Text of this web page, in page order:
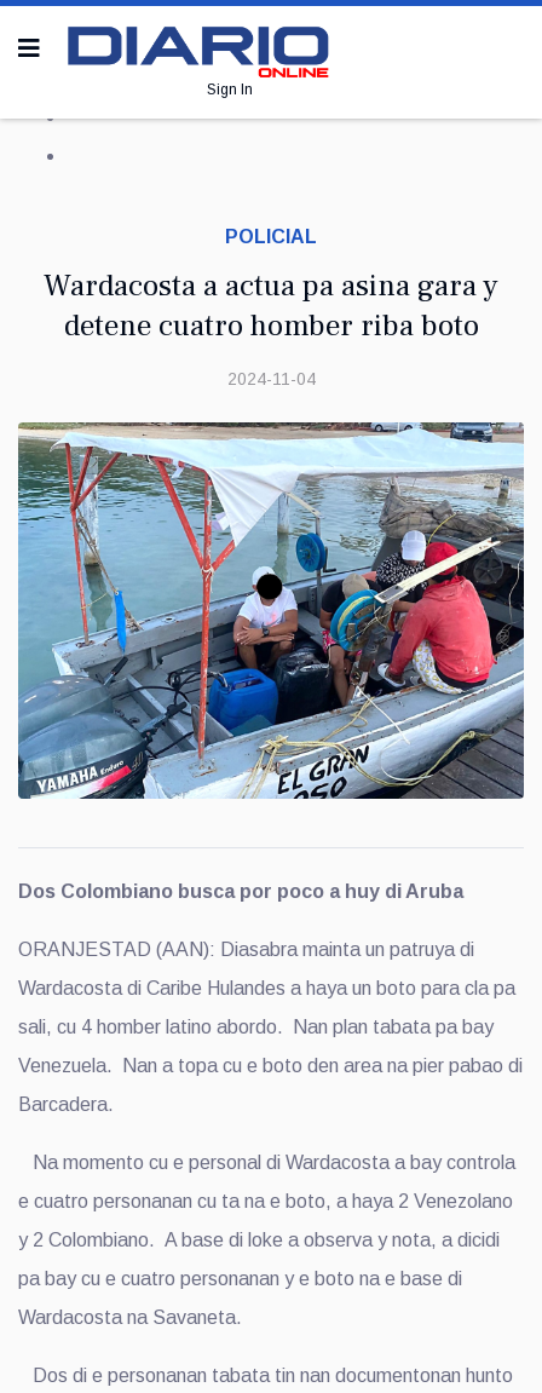
Sign In
POLICIAL
Wardacosta a actua pa asina gara y
detene cuatro homber riba boto
2024-11-04
Dos Colombiano busca por poco a huy di Aruba
ORANJESTAD (AAN): Diasabra mainta un patruya di
Wardacosta di Caribe Hulandes a haya un boto para cla pa
sali, cu 4 homber latino abordo. Nan plan tabata pa bay
Venezuela. Nan a topa cu e boto den area na pier pabao di
Barcadera.
Na momento cu e personal di Wardacosta a bay controla
e cuatro personanan cu ta na e boto, a haya 2 Venezolano
y 2 Colombiano. A base di loke a observa y nota, a dicidi
pa bay cu e cuatro personanan y e boto na e base di
Wardacosta na Savaneta.
Dos di e personanan tabata tin nan documentonan hunto